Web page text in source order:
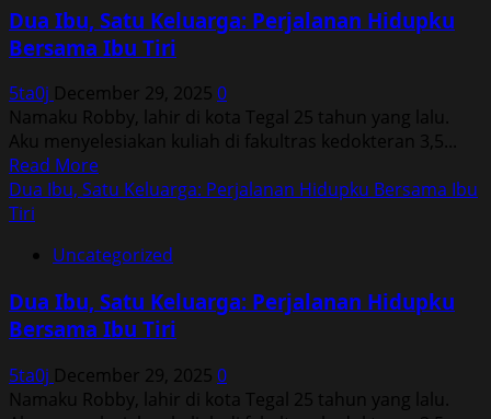
Keluarga:
Perjalanan
Bersama
Ibu
Tiri
Dua Ibu, Satu Keluarga: Perjalanan Hidupku
Bersama Ibu Tiri
5ta0j December 29, 2025 0
Namaku Robby, lahir di kota Tegal 25 tahun yang lalu.
Aku menyelesiakan kuliah di fakultras kedokteran 3,5...
Read MoreRead
more
Ibu,
Keluarga:
Perjalanan
Bersama
Ibu
Dua Ibu, Satu Keluarga: Perjalanan Hidupku Bersama Ibu
Tiri
Uncategorized
Dua Ibu, Satu Keluarga: Perjalanan Hidupku
Bersama Ibu Tiri
5ta0j December 29, 2025 0
Namaku Robby, lahir di kota Tegal 25 tahun yang lalu.